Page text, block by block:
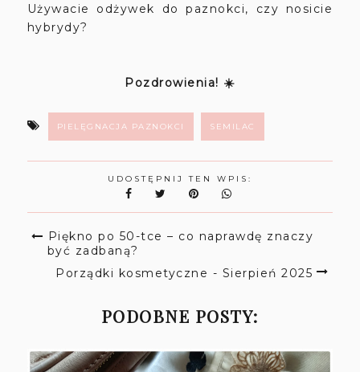
Używacie odżywek do paznokci, czy nosicie
hybrydy?
Pozdrowienia! ☀️
PIELĘGNACJA PAZNOKCI SEMILAC
UDOSTĘPNIJ TEN WPIS:
Piękno po 50-tce – co naprawdę znaczy
być zadbaną?
Porządki kosmetyczne - Sierpień 2025
PODOBNE POSTY: